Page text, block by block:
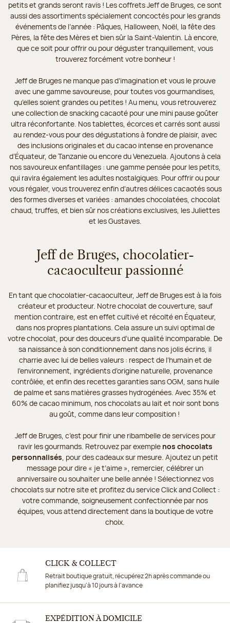
petits et grands seront ravis ! Les coffrets Jeff de Bruges, ce sont
aussi des assortiments spécialement concoctés pour les grands
événements de l’année : Pâques, Halloween, Noël, la fête des
Pères, la fête des Mères et bien sûr la Saint-Valentin. Là encore,
que ce soit pour offrir ou pour déguster tranquillement, vous
trouverez forcément votre bonheur !
Jeff de Bruges ne manque pas d’imagination et vous le prouve
avec une gamme savoureuse, pour toutes vos gourmandises,
qu’elles soient grandes ou petites ! Au menu, vous retrouverez
une collection de snacking cacaoté pour une mini pause goûter
ultra réconfortante. Nos tablettes, écorces et carrés sont aussi
au rendez-vous pour des dégustations à fondre de plaisir, avec
des inclusions originales et du cacao intense en provenance
d’Équateur, de Tanzanie ou encore du Venezuela. Ajoutons à cela
nos savoureux enfantillages : une gamme pensée pour les petits,
qui ravira également les adultes nostalgiques. Pour offrir ou pour
vous régaler, vous trouverez enfin d’autres délices cacaotés sous
des formes diverses et variées : amandes chocolatées, chocolat
chaud, truffes, et bien sûr nos créations exclusives, les Juliettes
et les Gustaves.
Jeff de Bruges, chocolatier-
cacaoculteur passionné
En tant que chocolatier-cacaoculteur, Jeff de Bruges est à la fois
créateur et producteur. Notre chocolat de couverture, sauf
mention contraire, est en effet cultivé et récolté en Équateur,
dans nos propres plantations. Cela assure un suivi optimal de
votre chocolat, pour des douceurs d’une qualité incomparable. De
sa naissance à son conditionnement dans nos jolis écrins, il
charrie avec lui de belles valeurs : respect de l’humain et de
l’environnement, ingrédients d’origine naturelle, provenance
contrôlée, et enfin des recettes garanties sans OGM, sans huile
de palme et sans matières grasses hydrogénées. Avec 35% et
60% de cacao minimum, nos chocolats au lait et noir sont bons
au goût, comme dans leur composition !
Jeff de Bruges, c’est pour finir une ribambelle de services pour
ravir les gourmands. Retrouvez par exemple nos chocolats
personnalisés , pour des cadeaux sur mesure. Ajoutez un petit
message pour dire « je t’aime », remercier, célébrer un
anniversaire ou souhaiter une belle année ! Sélectionnez vos
chocolats sur notre site et profitez du service Click and Collect :
votre commande, soigneusement confectionnée par nos
équipes, vous attend directement dans la boutique de votre
choix.
CLICK & COLLECT
Retrait boutique gratuit, récupérez 2h après commande ou
planifiez jusqu'à 10 jours à l'avance
EXPÉDITION À DOMICILE